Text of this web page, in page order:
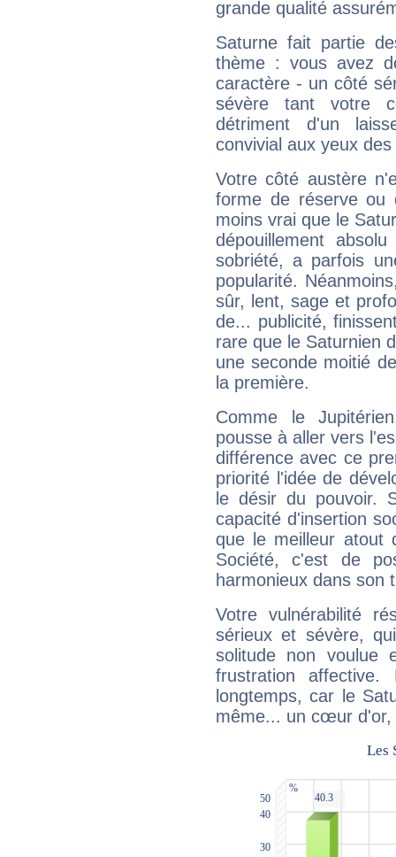
grande qualité
Saturne fait partie
thème : vous avez
caractère - un côté
sévère tant votre
détriment d'un
convivial aux yeux
Votre côté austère
forme de réserve
moins vrai que le
dépouillement
sobriété, a parfois
popularité.
sûr, lent, sage et
de... publicité,
rare que le Saturnien
une seconde moitié
la première.
Comme le
pousse à aller vers
différence avec ce
priorité l'idée de
le désir du pouvoir.
capacité d'insertion
que le meilleur atout
Société, c'est de
harmonieux dans son
Votre vulnérabilité
sérieux et sévère,
solitude non voulue
frustration
longtemps, car le
même... un cœur d'or,